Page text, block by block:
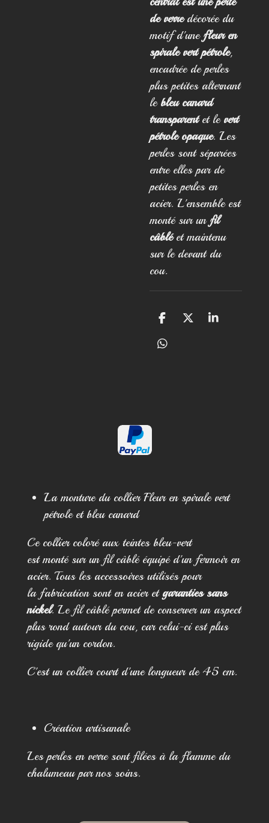
de verredécorée du
motif d'une fleur en
spirale vert pétrole,
encadrée de perles
plus petites alternant
le bleu canard
transparentet le vert
pétrole opaque. Les
perles sont séparées
entre elles par de
petites perles en
acier. L'ensemble est
monté sur un fil
câbléet maintenu
sur le devant du
cou.
P
r
P
P
P
La monture du collier Fleur en spirale vert
pétrole et bleu canard
Ce collier coloré aux teintes bleu-vert
est monté sur un fil câblé équipé d'un fermoir en
acier. Tous les accessoires utilisés pour
la fabrication sont en acier et garanties sans
nickel. Le fil câblé permet de conserver un aspect
plus rond autour du cou, car celui-ci est plus
rigide qu'un cordon.
C'est un collier court d'une longueur de 45 cm.
Création artisanale
Les perles en verre sont filées à la flamme du
chalumeau par nos soins.